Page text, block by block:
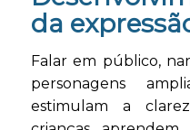
da
Falar em público,
personagens
estimulam a